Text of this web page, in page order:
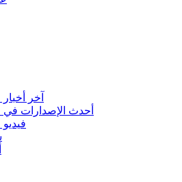
آخر
أحدث الإصدارات في